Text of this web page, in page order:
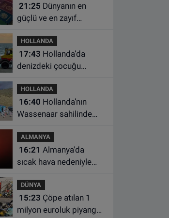
borcunuzu kontrol edin
21:25
güçlü ve en zayıf
HOLLANDA
17:43
denizdeki çocuğu
kadın hayatını yitirdi
HOLLANDA
16:40
Wassenaar sahilinde
bölgeden tahliye edildi
ALMANYA
16:21
sıcak hava nedeniyle
yaklaştı
DÜNYA
15:23
milyon euroluk piyango